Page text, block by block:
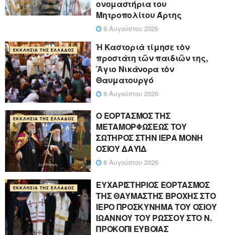
ονομαστήρια του
Μητροπολίτου Άρτης
8 Αυγούστου 2026
ΕΚΚΛΗΣΊΑ ΤΗΣ ΕΛΛΆΔΟΣ
Ἡ Καστοριὰ τίμησε τὸν
προστάτη τῶν παιδιῶν της,
Ἅγιο Νικάνορα τὸν
Θαυματουργό
8 Αυγούστου 2026
ΕΚΚΛΗΣΊΑ ΤΗΣ ΕΛΛΆΔΟΣ
Ο ΕΟΡΤΑΣΜΟΣ ΤΗΣ
ΜΕΤΑΜΟΡΦΩΣΕΩΣ ΤΟΥ
ΣΩΤΗΡΟΣ ΣΤΗΝ ΙΕΡΑ ΜΟΝΗ
ΟΣΙΟΥ ΔΑΥΪΔ
8 Αυγούστου 2026
ΕΚΚΛΗΣΊΑ ΤΗΣ ΕΛΛΆΔΟΣ
ΕΥΧΑΡΙΣΤΗΡΙΟΣ ΕΟΡΤΑΣΜΟΣ
ΤΗΣ ΘΑΥΜΑΣΤΗΣ ΒΡΟΧΗΣ ΣΤΟ
ΙΕΡΟ ΠΡΟΣΚΥΝΗΜΑ ΤΟΥ ΟΣΙΟΥ
ΙΩΑΝΝΟΥ ΤΟΥ ΡΩΣΣΟΥ ΣΤΟ Ν.
ΠΡΟΚΟΠΙ ΕΥΒΟΙΑΣ